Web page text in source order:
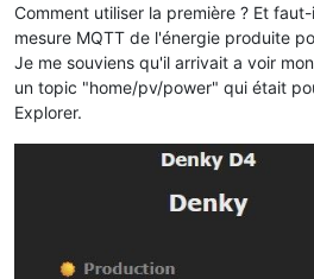
Comment utiliser la première ? Et
mesure MQTT de l'énergie produite
Je me souviens qu'il arrivait a voir
un topic "home/pv/power" qui était
Explorer.